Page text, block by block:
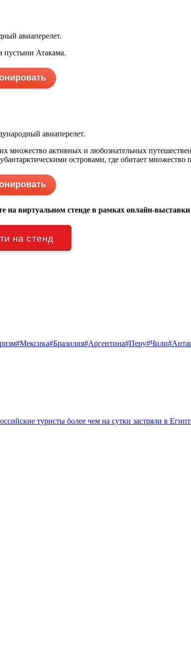
авиаперелет.
пустыни Атакама.
авиаперелет.
активных и любознательных
островами, где обитает
виртуальном стенде в рамках онлайн-
на стенд
#Мексика#Бразилия#Аргентина#Перу#Чили
туристы более чем на сутки застряли в